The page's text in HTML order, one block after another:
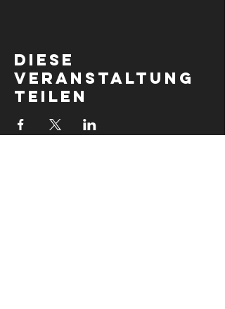
Diese
Veranstaltung
teilen